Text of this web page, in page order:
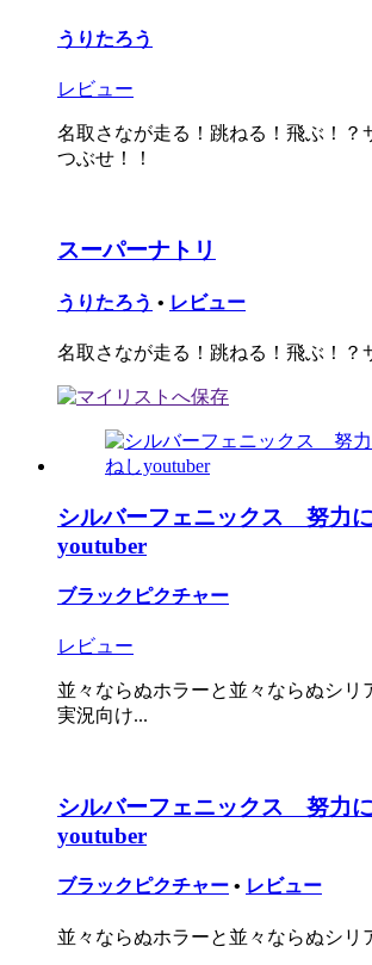
うりたろう
レビュー
名取さなが走る！跳ねる！飛ぶ！？
つぶせ！！
スーパーナトリ
うりたろう • レビュー
名取さなが走る！跳ねる！飛ぶ！？
シルバーフェニックス 努力
youtuber
ブラックピクチャー
レビュー
並々ならぬホラーと並々ならぬシリ
実況向け...
シルバーフェニックス 努力
youtuber
ブラックピクチャー • レビュー
並々ならぬホラーと並々ならぬシリ